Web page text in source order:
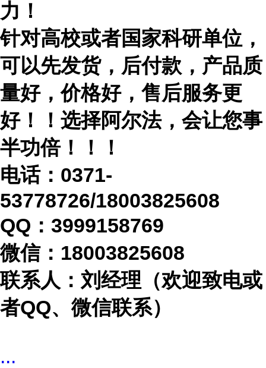
力！
针对高校或者国家科研单位，
可以先发货，后付款，产品质
量好，价格好，售后服务更
好！！选择阿尔法，会让您事
半功倍！！！
电话： 0371-
53778726/18003825608
QQ：3999158769
微信： 18003825608
联系人：刘经理（欢迎致电或
者QQ、微信联系）
...